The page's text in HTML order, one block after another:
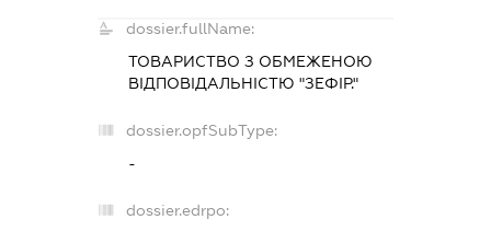
dossier.fullName:
ТОВАРИСТВО З ОБМЕЖЕНОЮ
ВІДПОВІДАЛЬНІСТЮ "ЗЕФІР."
dossier.opfSubType:
-
dossier.edrpo: